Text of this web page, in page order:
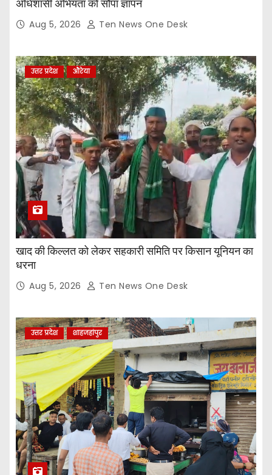
अधिशासी अभियंता को सौंपा ज्ञापन
Aug 5, 2026 Ten News One Desk
उत्तर प्रदेश औरेया
खाद की किल्लत को लेकर सहकारी समिति पर किसान यूनियन का
धरना
Aug 5, 2026 Ten News One Desk
उत्तर प्रदेश शाहजहांपुर